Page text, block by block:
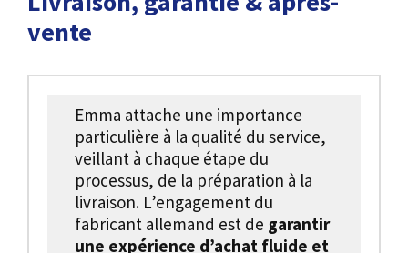
vente
Emma attache une importance
particulière à la qualité du service,
veillant à chaque étape du
processus, de la préparation à la
livraison. L’engagement du
fabricant allemand est de garantir
une expérience d’achat fluide et